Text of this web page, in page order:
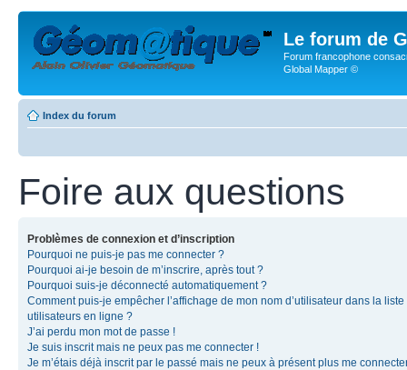
Le forum de
Forum francophone
Global Mapper ©
Index du forum
Foire aux questions
Problèmes de connexion et d’inscription
Pourquoi ne puis-je pas me connecter ?
Pourquoi ai-je besoin de m’inscrire, après tout ?
Pourquoi suis-je déconnecté automatiquement ?
Comment puis-je empêcher l’affichage de mon nom d’utilisateur dans la liste
utilisateurs en ligne ?
J’ai perdu mon mot de passe !
Je suis inscrit mais ne peux pas me connecter !
Je m’étais déjà inscrit par le passé mais ne peux à présent plus me